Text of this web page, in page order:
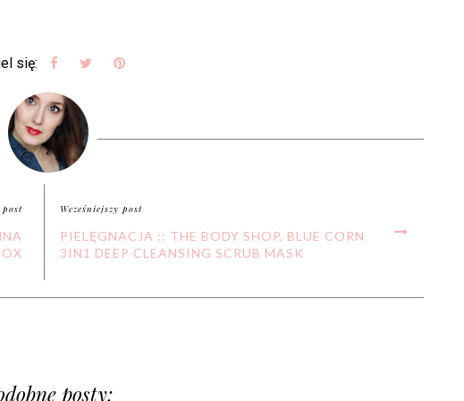
się:
post Wcześniejszy post
PIELĘGNACJA :: THE BODY SHOP, BLUE CORN
3IN1 DEEP CLEANSING SCRUB MASK
posty: